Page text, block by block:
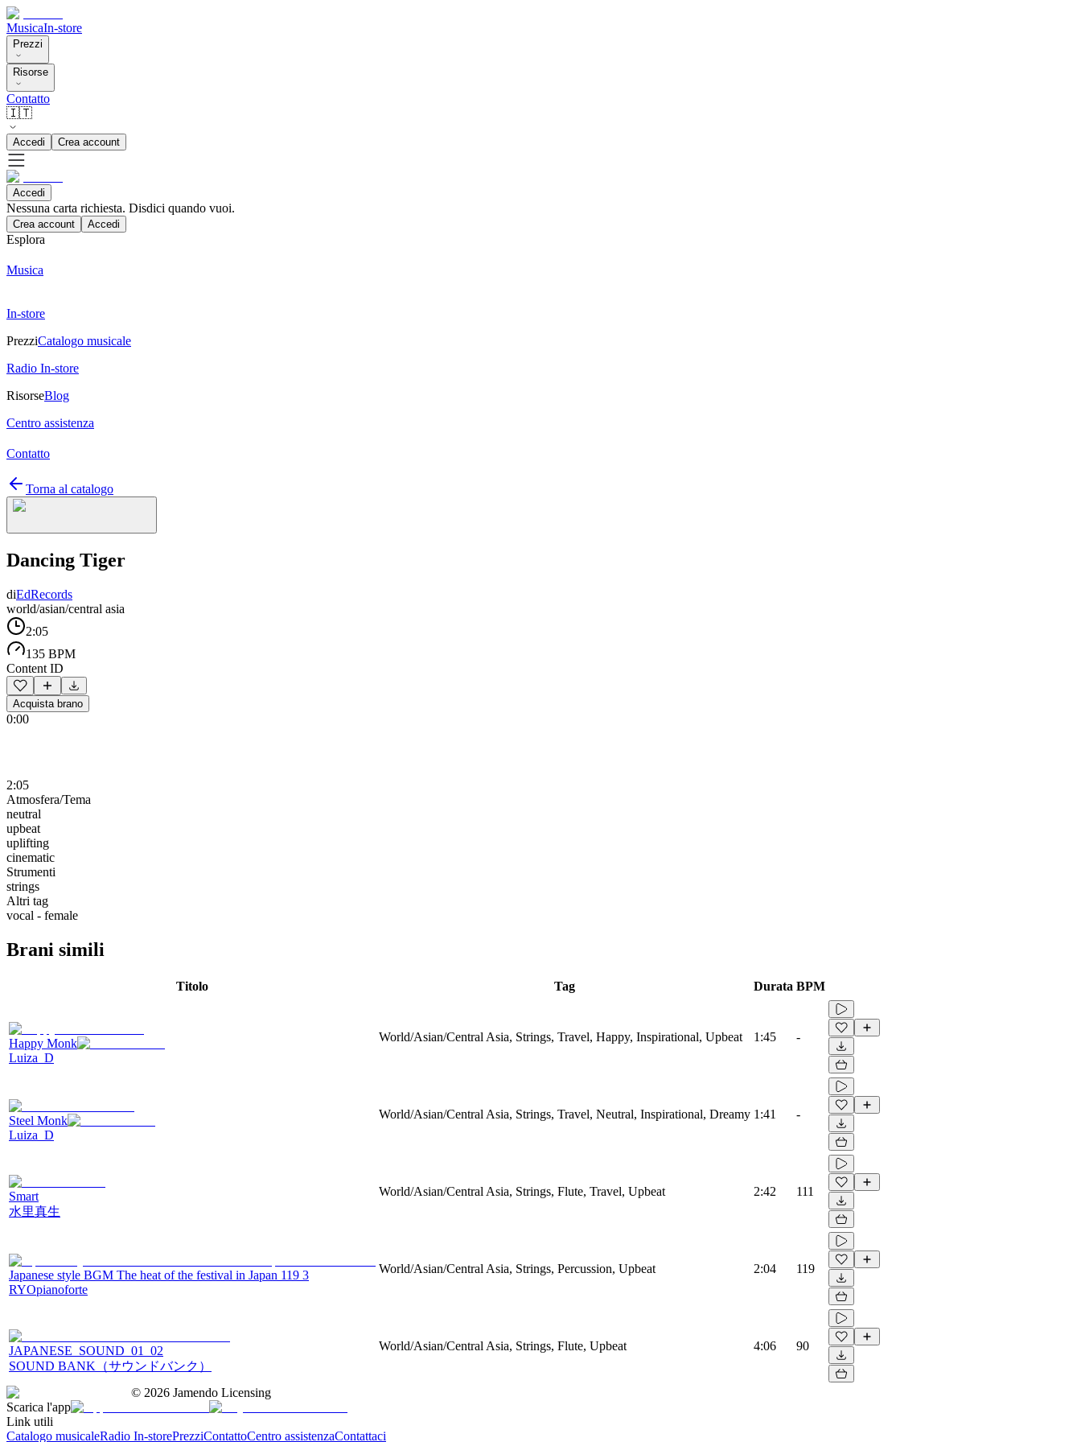
MusicaIn-store
Prezzi
Risorse
Contatto
🇮🇹
Accedi Crea account
Accedi
Nessuna carta richiesta. Disdici quando vuoi.
Crea account Accedi
Esplora
Musica
In-store
PrezziCatalogo musicale
Radio In-store
RisorseBlog
Centro assistenza
Contatto
Torna al catalogo
Dancing Tiger
diEdRecords
world/asian/central asia
2:05
135 BPM
Content ID
Acquista brano
0:00
2:05
Atmosfera/Tema
neutral
upbeat
uplifting
cinematic
Strumenti
strings
Altri tag
vocal - female
Brani simili
Titolo Tag Durata BPM
Happy Monk
Luiza_D
World/Asian/Central Asia, Strings, Travel, Happy, Inspirational, Upbeat 1:45 -
Steel Monk
Luiza_D
World/Asian/Central Asia, Strings, Travel, Neutral, Inspirational, Dreamy 1:41 -
Smart
水里真生
World/Asian/Central Asia, Strings, Flute, Travel, Upbeat 2:42 111
Japanese style BGM The heat of the festival in Japan 119 3
RYOpianoforte
World/Asian/Central Asia, Strings, Percussion, Upbeat 2:04 119
JAPANESE_SOUND_01_02
SOUND BANK（サウンドバンク）
World/Asian/Central Asia, Strings, Flute, Upbeat 4:06 90
© 2026 Jamendo Licensing
Scarica l'app
Link utili
Catalogo musicaleRadio In-storePrezziContattoCentro assistenzaContattaci